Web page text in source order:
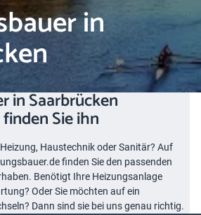
in
in Saarbrücken
Sie ihn
Haustechnik oder Sanitär? Auf
finden Sie den passenden
Benötigt Ihre Heizungsanlage
Oder Sie möchten auf ein
Dann sind sie bei uns genau richtig.